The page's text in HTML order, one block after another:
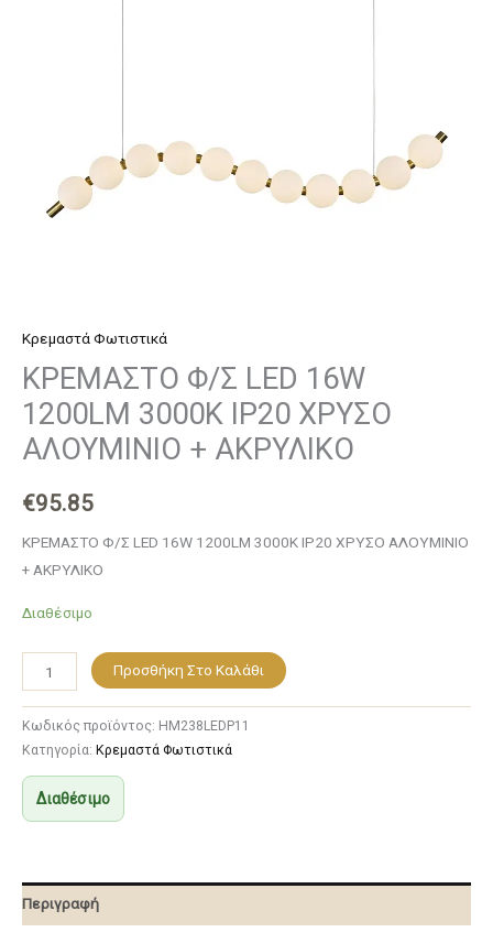
Κρεμαστά Φωτιστικά
ΚΡΕΜΑΣΤΟ Φ/Σ LED 16W
1200LM 3000K IP20 ΧΡΥΣΟ
ΑΛΟΥΜΙΝΙΟ + ΑΚΡΥΛΙΚΟ
€95.85
ΚΡΕΜΑΣΤΟ Φ/Σ LED 16W 1200LM 3000K IP20 ΧΡΥΣΟ ΑΛΟΥΜΙΝΙΟ
+ ΑΚΡΥΛΙΚΟ
Διαθέσιμο
ΑΚΡΥΛΙΚΟ
Προσθήκη Στο Καλάθι
Κωδικός προϊόντος: HM238LEDP11
Κατηγορία: Κρεμαστά Φωτιστικά
Διαθέσιμο
Περιγραφή